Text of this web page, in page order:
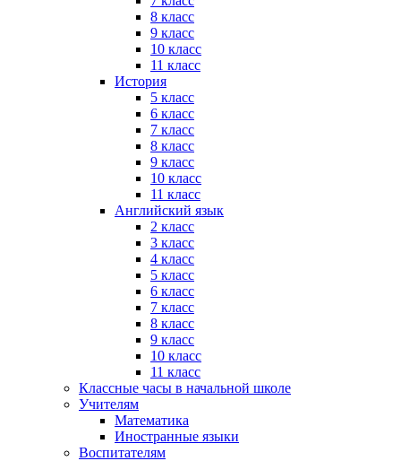
8 класс
9 класс
10 класс
11 класс
История
5 класс
6 класс
7 класс
8 класс
9 класс
10 класс
11 класс
Английский язык
2 класс
3 класс
4 класс
5 класс
6 класс
7 класс
8 класс
9 класс
10 класс
11 класс
Классные часы в начальной школе
Учителям
Математика
Иностранные языки
Воспитателям